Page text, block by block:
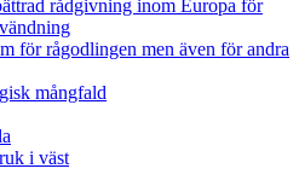
rådgivning inom Europa för
för rågodlingen men även för andra
mångfald
i väst